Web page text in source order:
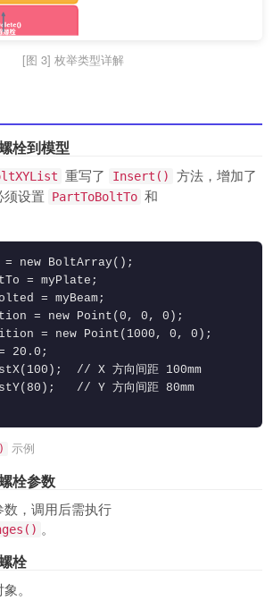
[图 3] 枚举类型详解
栓到模型
重写了 Insert()
方法，增加了
设置
PartToBoltTo 和
new BoltArray();
= myPlate;
= myBeam;
= new Point(0, 0, 0);
= new Point(1000, 0, 0);
20.0;
// X 方向间距 100mm
// Y 方向间距 80mm
示例
栓参数
，调用后需执行
。
栓
。